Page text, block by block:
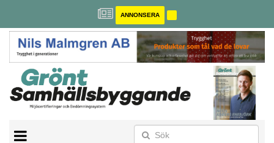
ANNONSERA